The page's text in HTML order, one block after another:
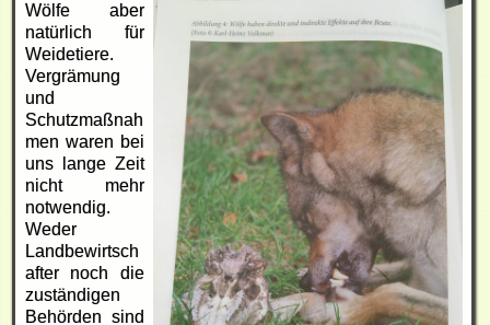
Wölfe aber
natürlich für
Weidetiere.
Vergrämung
und
Schutzmaßnah
men waren bei
uns lange Zeit
nicht mehr
notwendig.
Weder
Landbewirtsch
after noch die
zuständigen
Behörden sind